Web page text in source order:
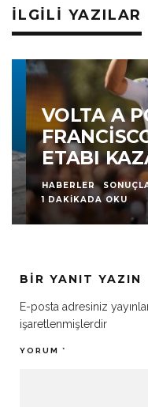
İLGILI YAZILAR
VOLTA A
ETABI
HABERLER SONUÇLAR
1 DAKIKADA OKU
BIR YANIT YAZIN
E-posta adresiniz
işaretlenmişlerdir
YORUM *